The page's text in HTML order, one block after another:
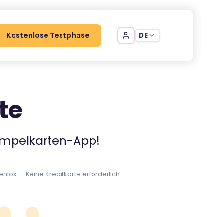
Kostenlose Testphase DE
App!
· Keine Kreditkarte erforderlich